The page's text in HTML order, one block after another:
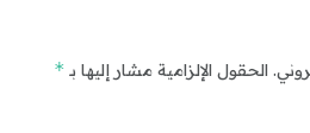
الحقول الإلزامية مشار إليها بـ *